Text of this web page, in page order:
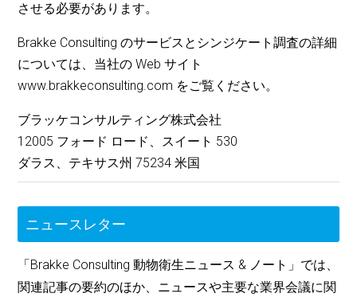
させる必要があります。
Brakke Consulting のサービスとシンジケート調査の詳細
については、当社の Web サイト
www.brakkeconsulting.com をご覧ください。
ブラッケコンサルティング株式会社
12005 フォード ロード、スイート 530
ダラス、テキサス州 75234 米国
ニュースレター
「Brakke Consulting 動物衛生ニュース & ノート」では、
関連記事の要約のほか、ニュースや主要な業界会議に関